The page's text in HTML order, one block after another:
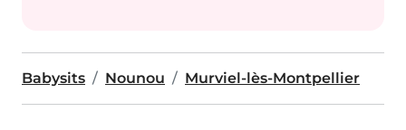
Babysits Nounou Murviel-lès-Montpellier